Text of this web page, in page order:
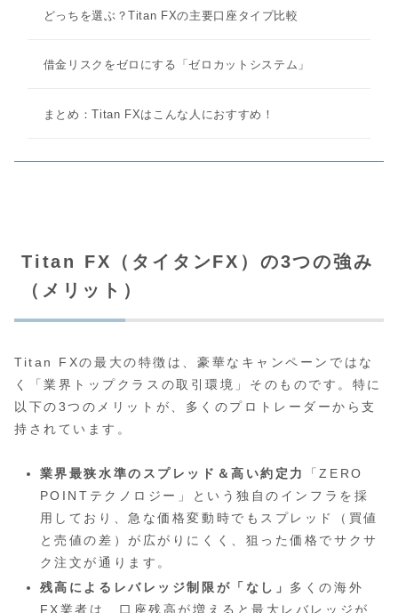
どっちを選ぶ？Titan FXの主要口座タイプ比較
借金リスクをゼロにする「ゼロカットシステム」
まとめ：Titan FXはこんな人におすすめ！
Titan FX（タイタンFX）の3つの強み
（メリット）
Titan FXの最大の特徴は、豪華なキャンペーンではな
く「業界トップクラスの取引環境」そのものです。特に
以下の3つのメリットが、多くのプロトレーダーから支
持されています。
業界最狭水準のスプレッド＆高い約定力
「ZERO
POINTテクノロジー」という独自のインフラを採
用しており、急な価格変動時でもスプレッド（買値
と売値の差）が広がりにくく、狙った価格でサクサ
ク注文が通ります。
残高によるレバレッジ制限が「なし」 多くの海外
FX業者は、口座残高が増えると最大レバレッジが